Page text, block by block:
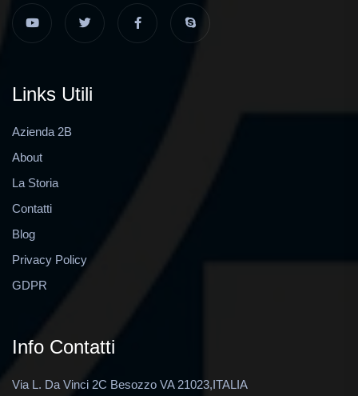
Links Utili
Azienda 2B
About
La Storia
Contatti
Blog
Privacy Policy
GDPR
Info Contatti
Via L. Da Vinci 2C Besozzo VA 21023,ITALIA